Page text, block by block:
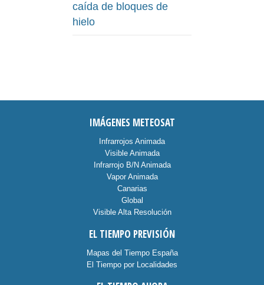
caída de bloques de
hielo
IMÁGENES METEOSAT
Infrarrojos Animada
Visible Animada
Infrarrojo B/N Animada
Vapor Animada
Canarias
Global
Visible Alta Resolución
EL TIEMPO PREVISIÓN
Mapas del Tiempo España
El Tiempo por Localidades